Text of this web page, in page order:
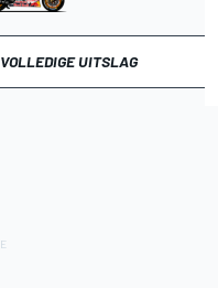
VOLLEDIGE UITSLAG